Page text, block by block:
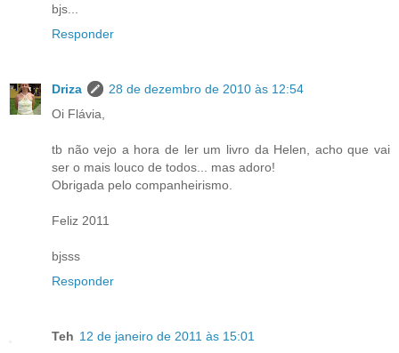
bjs...
Responder
Driza
28 de dezembro de 2010 às 12:54
Oi Flávia,
tb não vejo a hora de ler um livro da Helen, acho que vai
ser o mais louco de todos... mas adoro!
Obrigada pelo companheirismo.
Feliz 2011
bjsss
Responder
Teh 12 de janeiro de 2011 às 15:01